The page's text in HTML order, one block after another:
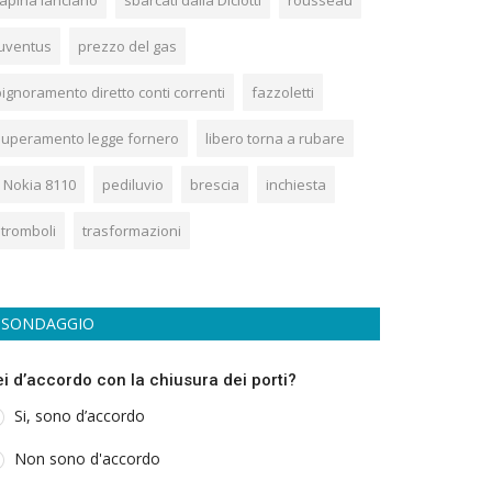
prezzo del gas
diretto conti correnti fazzoletti
legge fornero libero torna a rubare
Nokia 8110 pediluvio brescia inchiesta
trasformazioni
SONDAGGIO
d’accordo con la chiusura dei porti?
Si, sono d’accordo
Non sono d'accordo